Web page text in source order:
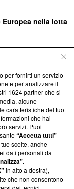
Europea nella lotta
su Blasting
ci impegniamo a
aderenza a
non è
di farne
una verifica di
per fornirti un servizio
e per analizzare il
1624partner che si
alcune
caratteristiche del tuo
che hai
servizi. Puoi
“Accetta tutti”
scelte, anche
dati personali da
.
in alto a destra),
che non consentono